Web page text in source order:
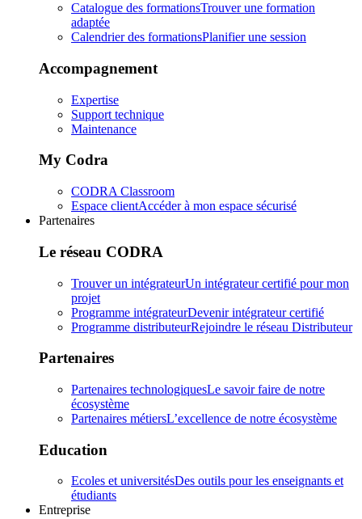
Catalogue des formationsTrouver une formation
adaptée
Calendrier des formationsPlanifier une session
Accompagnement
Expertise
Support technique
Maintenance
My Codra
CODRA Classroom
Espace clientAccéder à mon espace sécurisé
Partenaires
Le réseau CODRA
Trouver un intégrateurUn intégrateur certifié pour mon
projet
Programme intégrateurDevenir intégrateur certifié
Programme distributeurRejoindre le réseau Distributeur
Partenaires
Partenaires technologiquesLe savoir faire de notre
écosystème
Partenaires métiersL’excellence de notre écosystème
Education
Ecoles et universitésDes outils pour les enseignants et
étudiants
Entreprise